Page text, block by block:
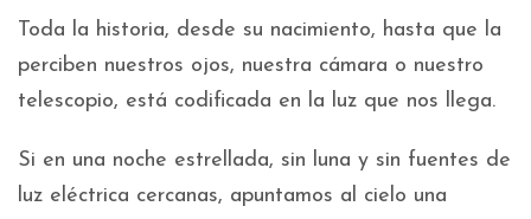
Toda la historia, desde su nacimiento, hasta que la
perciben nuestros ojos, nuestra cámara o nuestro
telescopio, está codificada en la luz que nos llega.
Si en una noche estrellada, sin luna y sin fuentes de
luz eléctrica cercanas, apuntamos al cielo una